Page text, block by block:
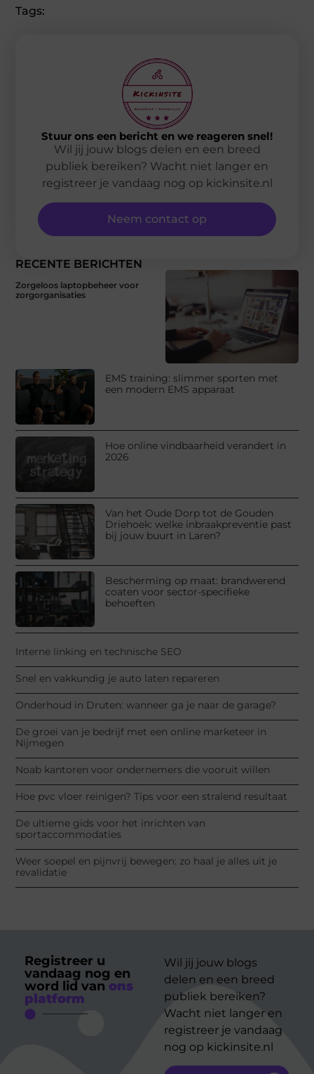
Tags:
RECENTE BERICHTEN
Zorgeloos laptopbeheer voor
zorgorganisaties
EMS training: slimmer sporten met
een modern EMS apparaat
Hoe online vindbaarheid verandert in
2026
Van het Oude Dorp tot de Gouden
Driehoek: welke inbraakpreventie past
bij jouw buurt in Laren?
Bescherming op maat: brandwerend
coaten voor sector-specifieke
behoeften
Interne linking en technische SEO
Snel en vakkundig je auto laten repareren
Onderhoud in Druten: wanneer ga je naar de garage?
De groei van je bedrijf met een online marketeer in
Nijmegen
Noab kantoren voor ondernemers die vooruit willen
Hoe pvc vloer reinigen? Tips voor een stralend resultaat
De ultieme gids voor het inrichten van
sportaccommodaties
Weer soepel en pijnvrij bewegen: zo haal je alles uit je
revalidatie
Stuur ons een bericht en we reageren snel!
Wil jij jouw blogs delen en een breed
publiek bereiken? Wacht niet langer en
registreer je vandaag nog op kickinsite.nl
Neem contact op
Registreer u
vandaag nog en
word lid van ons
platform
Wil jij jouw blogs
delen en een breed
publiek bereiken?
Wacht niet langer en
registreer je vandaag
nog op kickinsite.nl